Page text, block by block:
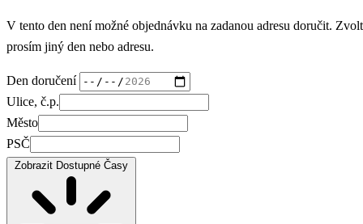
V tento den není možné objednávku na zadanou adresu doručit.
prosím jiný den nebo adresu.
Den doručení
Ulice, č.p.
Město
PSČ
Zobrazit Dostupné Časy